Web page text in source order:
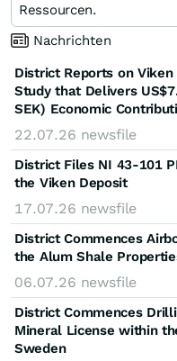
Ressourcen.
Nachrichten
District Reports on
Study that Delivers
SEK) Economic
22.07.26 newsfile
District Files NI 43-101
the Viken Deposit
17.07.26 newsfile
District Commences
the Alum Shale
06.07.26 newsfile
District Commences
Mineral License within
Sweden